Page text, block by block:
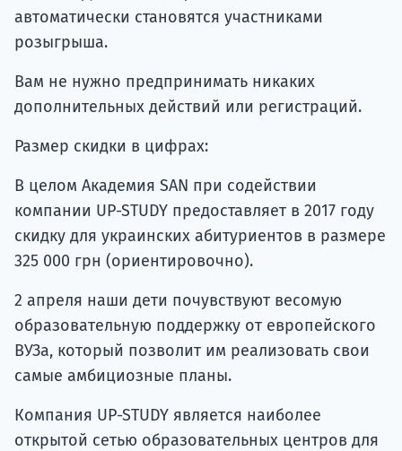
автоматически становятся участниками
розыгрыша.
Вам не нужно предпринимать никаких
дополнительных действий или регистраций.
Размер скидки в цифрах:
В целом Академия SAN при содействии
компании UP-STUDY предоставляет в 2017 году
скидку для украинских абитуриентов в размере
325 000 грн (ориентировочно).
2 апреля наши дети почувствуют весомую
образовательную поддержку от европейского
ВУЗа, который позволит им реализовать свои
самые амбициозные планы.
Компания UP-STUDY является наиболее
открытой сетью образовательных центров для